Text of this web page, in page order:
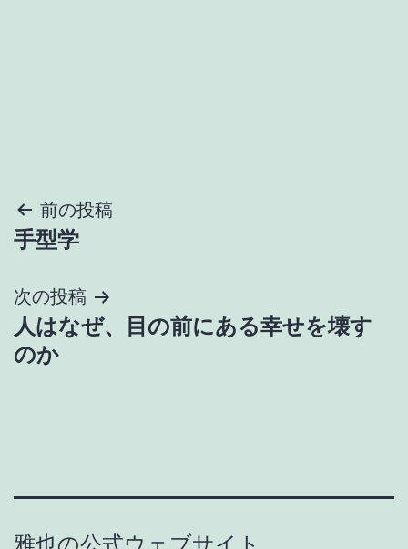
投
稿
ナ
ビ
ョ
前の投稿
手型学
次の投稿
人はなぜ、目の前にある幸せを壊す
のか